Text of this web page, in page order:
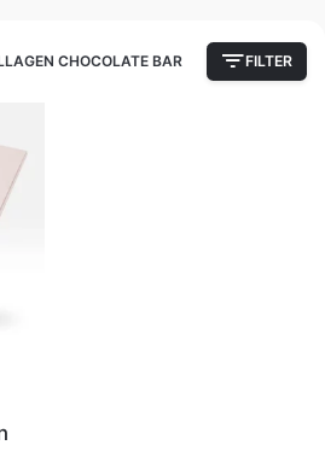
CHOCOLATE BAR FILTER